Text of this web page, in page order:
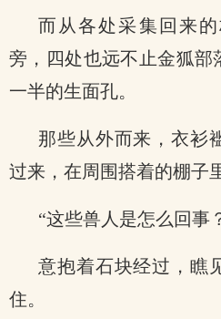
而从各处采集回来
旁，四处也远不止金狐部
一半的生面孔。
那些从外而来，衣衫
过来，在周围搭着的棚子
“这些兽人是怎么回事
意抱着石块经过，瞧
住。